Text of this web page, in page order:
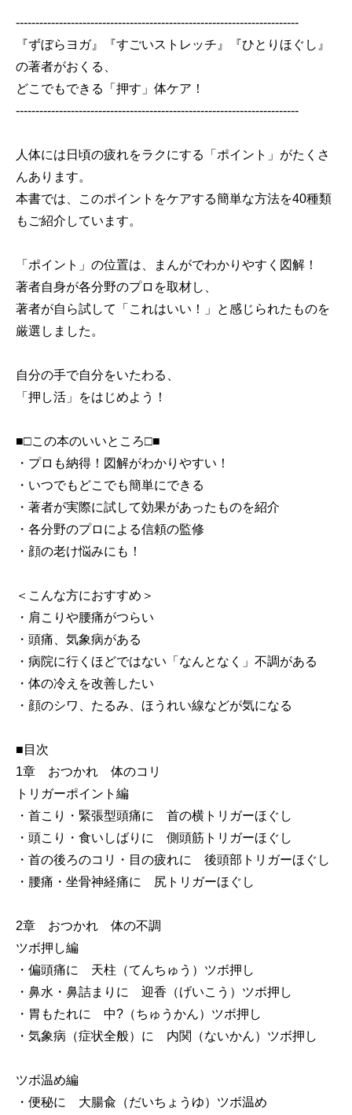
------------------------------------------------------------------------
『ずぼらヨガ』『すごいストレッチ』『ひとりほぐし』
の著者がおくる、
どこでもできる「押す」体ケア！
------------------------------------------------------------------------
人体には日頃の疲れをラクにする「ポイント」がたくさ
んあります。
本書では、このポイントをケアする簡単な方法を40種類
もご紹介しています。
「ポイント」の位置は、まんがでわかりやすく図解！
著者自身が各分野のプロを取材し、
著者が自ら試して「これはいい！」と感じられたものを
厳選しました。
自分の手で自分をいたわる、
「押し活」をはじめよう！
■□この本のいいところ□■
・プロも納得！図解がわかりやすい！
・いつでもどこでも簡単にできる
・著者が実際に試して効果があったものを紹介
・各分野のプロによる信頼の監修
・顔の老け悩みにも！
＜こんな方におすすめ＞
・肩こりや腰痛がつらい
・頭痛、気象病がある
・病院に行くほどではない「なんとなく」不調がある
・体の冷えを改善したい
・顔のシワ、たるみ、ほうれい線などが気になる
■目次
1章 おつかれ 体のコリ
トリガーポイント編
・首こり・緊張型頭痛に 首の横トリガーほぐし
・頭こり・食いしばりに 側頭筋トリガーほぐし
・首の後ろのコリ・目の疲れに 後頭部トリガーほぐし
・腰痛・坐骨神経痛に 尻トリガーほぐし
2章 おつかれ 体の不調
ツボ押し編
・偏頭痛に 天柱（てんちゅう）ツボ押し
・鼻水・鼻詰まりに 迎香（げいこう）ツボ押し
・胃もたれに 中?（ちゅうかん）ツボ押し
・気象病（症状全般）に 内関（ないかん）ツボ押し
ツボ温め編
・便秘に 大腸兪（だいちょうゆ）ツボ温め